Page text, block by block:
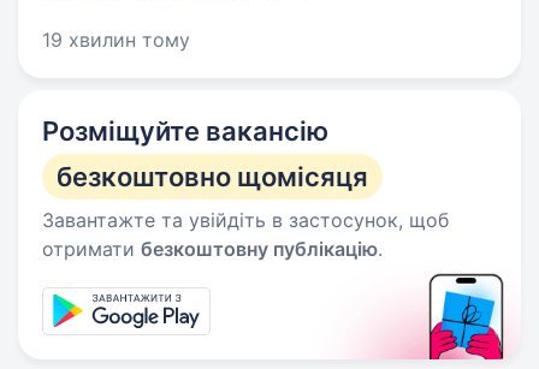
19 хвилин тому
Розміщуйте вакансію
безкоштовно щомісяця
Завантажте та увійдіть в застосунок, щоб
отримати безкоштовну публікацію.